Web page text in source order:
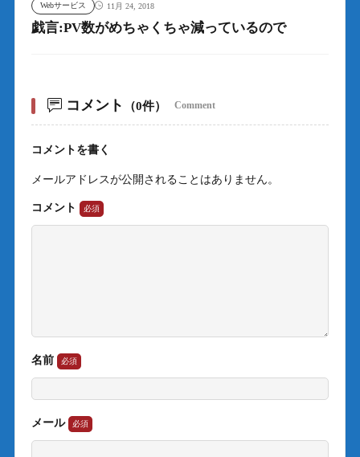
Webサービス 11月 24, 2018
戯言:PV数がめちゃくちゃ減っているので
コメント （0件） Comment
コメントを書く
メールアドレスが公開されることはありません。
コメント
名前
メール